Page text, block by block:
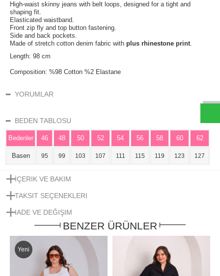
High-waist skinny jeans with belt loops, designed for a tight and
shaping fit.
Elasticated waistband.
Front zip fly and top button fastening.
Side and back pockets.
Made of stretch cotton denim fabric with plus rhinestone print.
Length: 98 cm
Composition: %98 Cotton %2 Elastane
YORUMLAR
BEDEN TABLOSU
Bedenler 46 48 50 52 54 56 58 60 62
Basen 95 99 103 107 111 115 119 123 127
İÇERIK VE BAKIM
TAKSIT SEÇENEKLERI
IADE VE DEĞIŞIM
BENZER ÜRÜNLER
Yeni